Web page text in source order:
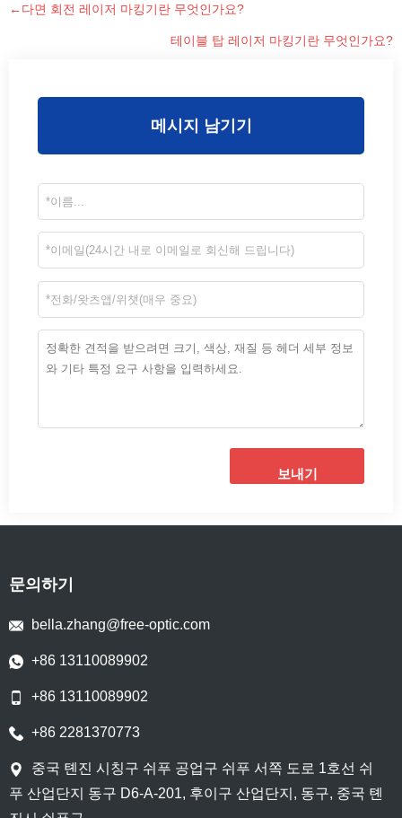
←다면 회전 레이저 마킹기란 무엇인가요?
테이블 탑 레이저 마킹기란 무엇인가요?
메시지 남기기
보내기
문의하기
bella.zhang@free-optic.com
+86 13110089902
+86 13110089902
+86 2281370773
중국 톈진 시칭구 쉬푸 공업구 쉬푸 서쪽 도로 1호선 쉬
푸 산업단지 동구 D6-A-201, 후이구 산업단지, 동구, 중국 톈